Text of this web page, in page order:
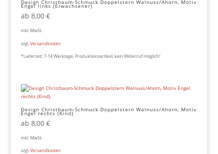
Design Christbaum-Schmuck Doppelstern Walnuss/Ahorn, Motiv
Engel links (Erwachsener)
ab 8,00 €
inkl. MwSt.
zzgl.Versandkosten
*Lieferzeit:7-14 Werktage, Produktionsartikel, kein Widerruf möglich!
Design Christbaum-Schmuck Doppelstern Walnuss/Ahorn, Motiv
Engel rechts (Kind)
ab 8,00 €
inkl. MwSt.
zzgl.Versandkosten